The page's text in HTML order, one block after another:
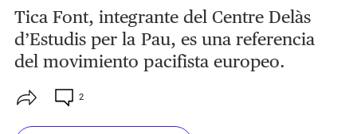
Tica Font, integrante del Centre Delàs
d’Estudis per la Pau, es una referencia
del movimiento pacifista europeo.
2